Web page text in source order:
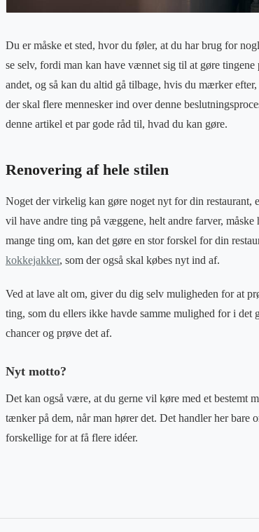
Du er måske et sted, hvor du føler, at du har brug for
se selv, fordi man kan have vænnet sig til at gøre
andet, og så kan du altid gå tilbage, hvis du mærker
der skal flere mennesker ind over denne
denne artikel et par gode råd til, hvad du kan gøre.
Renovering af hele stilen
Noget der virkelig kan gøre noget nyt for din restaurant,
vil have andre ting på væggene, helt andre farver,
mange ting om, kan det gøre en stor forskel for din
kokkejakker, som der også skal købes nyt ind af.
Ved at lave alt om, giver du dig selv muligheden for at
ting, som du ellers ikke havde samme mulighed for i
chancer og prøve det af.
Nyt motto?
Det kan også være, at du gerne vil køre med et bestemt
tænker på dem, når man hører det. Det handler her bare
forskellige for at få flere idéer.